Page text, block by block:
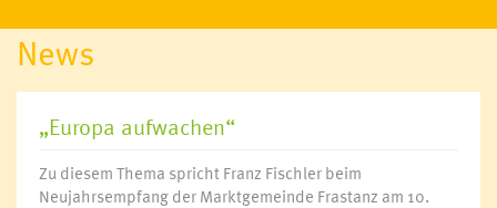
News
„Europa aufwachen“
Zu diesem Thema spricht Franz Fischler beim
Neujahrsempfang der Marktgemeinde Frastanz am 10.